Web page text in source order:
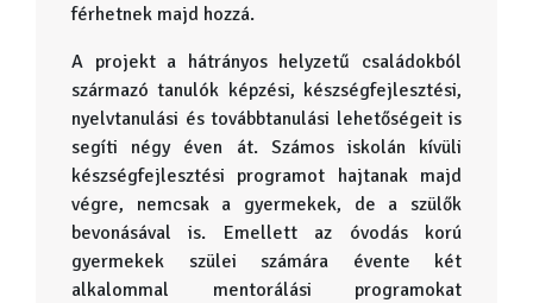
férhetnek majd hozzá.
A projekt a hátrányos helyzetű családokból
származó tanulók képzési, készségfejlesztési,
nyelvtanulási és továbbtanulási lehetőségeit is
segíti négy éven át. Számos iskolán kívüli
készségfejlesztési programot hajtanak majd
végre, nemcsak a gyermekek, de a szülők
bevonásával is. Emellett az óvodás korú
gyermekek szülei számára évente két
alkalommal mentorálási programokat